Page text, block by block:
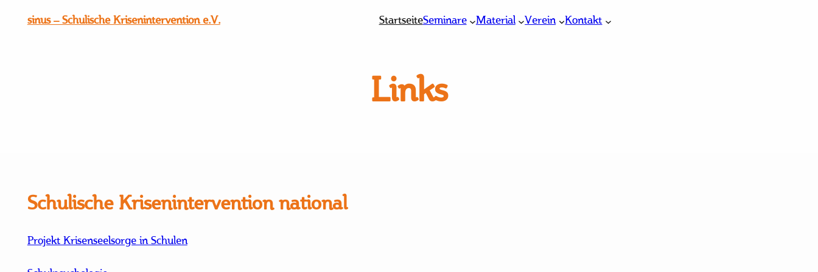
sinus – Schulische Krisenintervention e.V. StartseiteSeminare Material Verein Kontakt
Links
Schulische Krisenintervention national
Projekt Krisenseelsorge in Schulen